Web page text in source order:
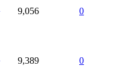
0
9,056
0
9,389